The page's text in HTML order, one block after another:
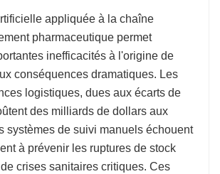
appliquée à la chaîne
pharmaceutique permet
inefficacités à l'origine de
conséquences dramatiques. Les
logistiques, dues aux écarts de
des milliards de dollars aux
systèmes de suivi manuels échouent
à prévenir les ruptures de stock
crises sanitaires critiques. Ces